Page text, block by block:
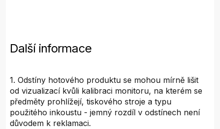
Další informace
1. Odstíny hotového produktu se mohou mírně lišit
od vizualizací kvůli kalibraci monitoru, na kterém se
předměty prohlížejí, tiskového stroje a typu
použitého inkoustu - jemný rozdíl v odstínech není
důvodem k reklamaci.